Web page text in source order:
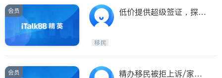
会员
低价提供超级签证，探亲
移民
会员
精办移民被拒上诉/家庭